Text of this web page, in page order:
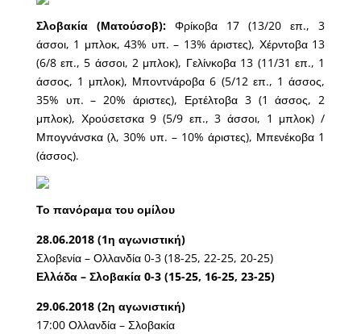
Σλοβακία (Ματούσοβ):Φρίκοβα 17 (13/20 επ., 3
άσσοι, 1 μπλοκ, 43% υπ. – 13% άριστες), Χέρντοβα 13
(6/8 επ., 5 άσσοι, 2 μπλοκ), Γελίνκοβα 13 (11/31 επ., 1
άσσος, 1 μπλοκ), Μποντνάροβα 6 (5/12 επ., 1 άσσος,
35% υπ. – 20% άριστες), Ερτέλτοβα 3 (1 άσσος, 2
μπλοκ), Χρούσετσκα 9 (5/9 επ., 3 άσσοι, 1 μπλοκ) /
Μπογνάνσκα (λ, 30% υπ. – 10% άριστες), Μπενέκοβα 1
(άσσος).
Το πανόραμα του ομίλου
28.06.2018 (1η αγωνιστική)
Σλοβενία – Ολλανδία 0-3 (18-25, 22-25, 20-25)
Ελλάδα – Σλοβακία 0-3 (15-25, 16-25, 23-25)
29.06.2018 (2η αγωνιστική)
17:00 Ολλανδία – Σλοβακία